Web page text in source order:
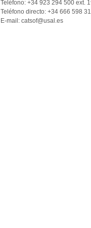
Teléfono: +34 923 294 500 ext.
Teléfono directo: +34 666 598
E-mail: catsof@usal.es